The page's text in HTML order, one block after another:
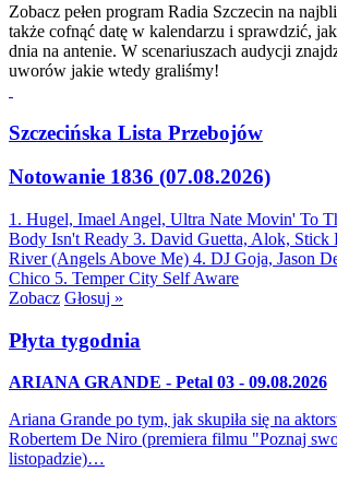
Zobacz pełen program Radia Szczecin na
także cofnąć datę w kalendarzu i sprawdzić,
dnia na antenie. W scenariuszach audycji
uworów jakie wtedy graliśmy!
Szczecińska Lista Przebojów
Notowanie 1836 (07.08.2026)
1. Hugel, Imael Angel, Ultra Nate Movin' To
Body Isn't Ready 3. David Guetta, Alok, Stick
River (Angels Above Me) 4. DJ Goja, Jason
Chico 5. Temper City Self Aware
Zobacz Głosuj »
Płyta tygodnia
ARIANA GRANDE - Petal 03 - 09.08.2026
Ariana Grande po tym, jak skupiła się na
Robertem De Niro (premiera filmu "Poznaj
listopadzie)…